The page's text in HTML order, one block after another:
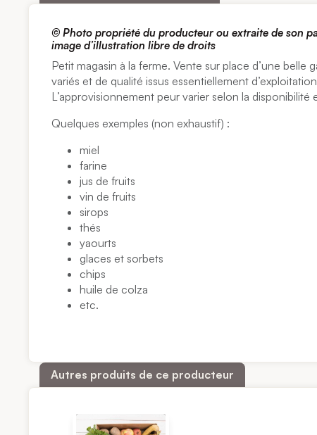
© Photo propriété du producteur ou extraite de son
image d’illustration libre de droits
Petit magasin à la ferme. Vente sur place d’une belle
variés et de qualité issus essentiellement
L’approvisionnement peur varier selon la
Quelques exemples (non exhaustif) :
miel
farine
jus de fruits
vin de fruits
sirops
thés
yaourts
glaces et sorbets
chips
huile de colza
etc.
Autres produits de ce producteur